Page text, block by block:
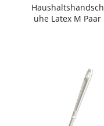
Haushaltshandsch
uhe Latex M Paar